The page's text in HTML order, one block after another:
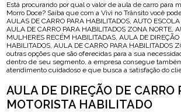
Está procurando por qual o valor de aula de carro para
Morro Doce? Saiba que com a Vivi no Trânsito você
AULAS DE CARRO PARA HABILITADOS, AUTO
AULA DE CARRO PARA HABILITADOS ZONA NORTE,
MULHERES RECÉM HABILITADAS, AULA DE DIREÇÃO
HABILITADOS, AULA DE CARRO PARA HABILITADOS
outras opções que são oferecidas para a sua
dentro de seu segmento, a empresa consegue
atendimento cuidadoso e que busca a satisfação do
AULA DE DIREÇÃO DE CARRO
MOTORISTA HABILITADO